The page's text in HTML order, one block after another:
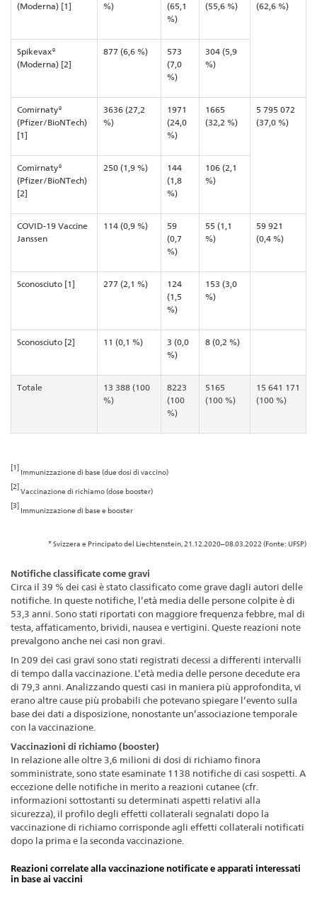
(Moderna) [1]
%)
(65,1
%)
(55,6 %)
(62,6 %)
Spikevax®
(Moderna) [2]
877 (6,6 %)
573
(7,0
%)
304 (5,9
%)
Comirnaty®
(Pfizer/BioNTech)
[1]
3636 (27,2
%)
1971
(24,0
%)
1665
(32,2 %)
5 795 072
(37,0 %)
Comirnaty®
(Pfizer/BioNTech)
[2]
250 (1,9 %)
144
(1,8
%)
106 (2,1
%)
COVID-19 Vaccine
Janssen
114 (0,9 %)
59
(0,7
%)
55 (1,1
%)
59 921
(0,4 %)
Sconosciuto [1] 277 (2,1 %)
124
(1,5
%)
153 (3,0
%)
Sconosciuto [2] 11 (0,1 %)
3 (0,0
%)
8 (0,2 %)
Totale
13 388 (100
%)
8223
(100
%)
5165
(100 %)
15 641 171
(100 %)
[1]
Immunizzazione di base (due dosi di vaccino)
[2]
Vaccinazione di richiamo (dose booster)
[3]
Immunizzazione di base e booster
* Svizzera e Principato del Liechtenstein, 21.12.2020–08.03.2022 (Fonte: UFSP)
Notifiche classificate come gravi
Circa il 39 % dei casi è stato classificato come grave dagli autori delle
notifiche. In queste notifiche, l’età media delle persone colpite è di
53,3 anni. Sono stati riportati con maggiore frequenza febbre, mal di
testa, affaticamento, brividi, nausea e vertigini. Queste reazioni note
prevalgono anche nei casi non gravi.
In 209 dei casi gravi sono stati registrati decessi a differenti intervalli
di tempo dalla vaccinazione. L’età media delle persone decedute era
di 79,3 anni. Analizzando questi casi in maniera più approfondita, vi
erano altre cause più probabili che potevano spiegare l’evento sulla
base dei dati a disposizione, nonostante un’associazione temporale
con la vaccinazione.
Vaccinazioni di richiamo (booster)
In relazione alle oltre 3,6 milioni di dosi di richiamo finora
somministrate, sono state esaminate 1138 notifiche di casi sospetti. A
eccezione delle notifiche in merito a reazioni cutanee (cfr.
informazioni sottostanti su determinati aspetti relativi alla
sicurezza), il profilo degli effetti collaterali segnalati dopo la
vaccinazione di richiamo corrisponde agli effetti collaterali notificati
dopo la prima e la seconda vaccinazione.
Reazioni correlate alla vaccinazione notificate e apparati interessati
in base ai vaccini